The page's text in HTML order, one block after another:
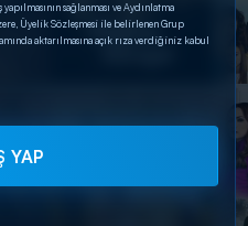
sağlanması ve Aydınlatma
Üyelik Sözleşmesi ile belirlenen Grup
aktarılmasına açık rıza verdiğiniz kabul
YAP